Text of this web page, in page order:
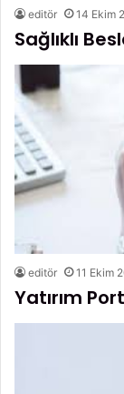
editör 14 Ekim
Sağlıklı
editör 11 Ekim
Yatırım